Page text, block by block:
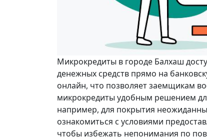
Микрокредиты в городе Балхаш
денежных средств прямо на
онлайн, что позволяет заемщикам
микрокредиты удобным решением
например, для покрытия
ознакомиться с условиями
чтобы избежать непонимания по